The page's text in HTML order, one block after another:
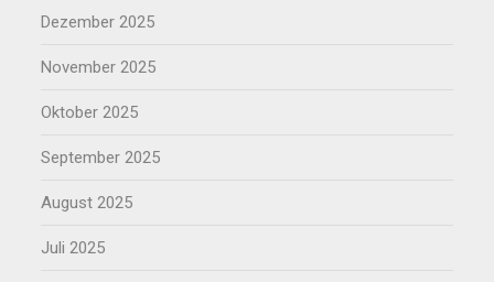
Dezember 2025
November 2025
Oktober 2025
September 2025
August 2025
Juli 2025